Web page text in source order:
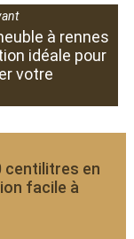
à rennes
idéale pour
votre
centilitres en
facile à